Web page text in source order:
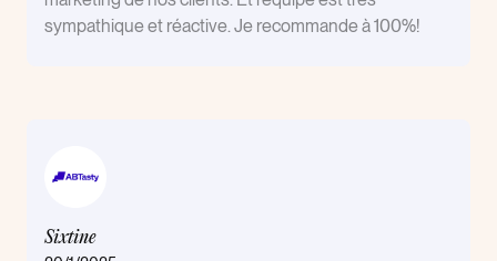
sympathique et réactive. Je recommande à 100%!
Sixtine